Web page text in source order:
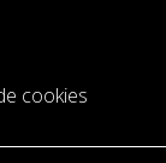
cookies